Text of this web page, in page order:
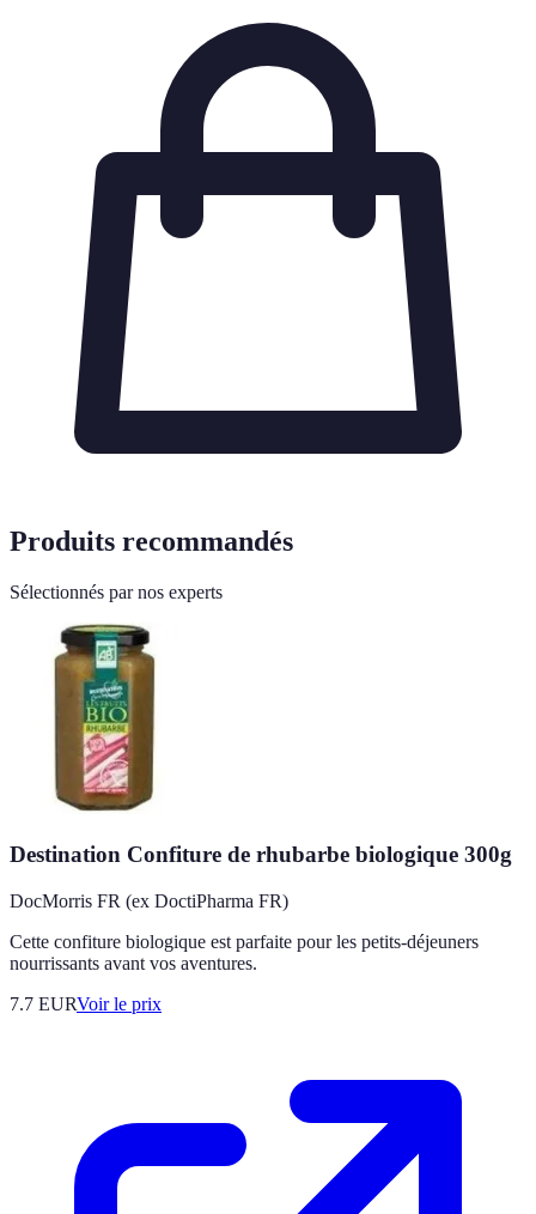
Produits recommandés
Sélectionnés par nos experts
Destination Confiture de rhubarbe biologique 300g
DocMorris FR (ex DoctiPharma FR)
Cette confiture biologique est parfaite pour les petits-déjeuners
nourrissants avant vos aventures.
7.7 EURVoir le prix